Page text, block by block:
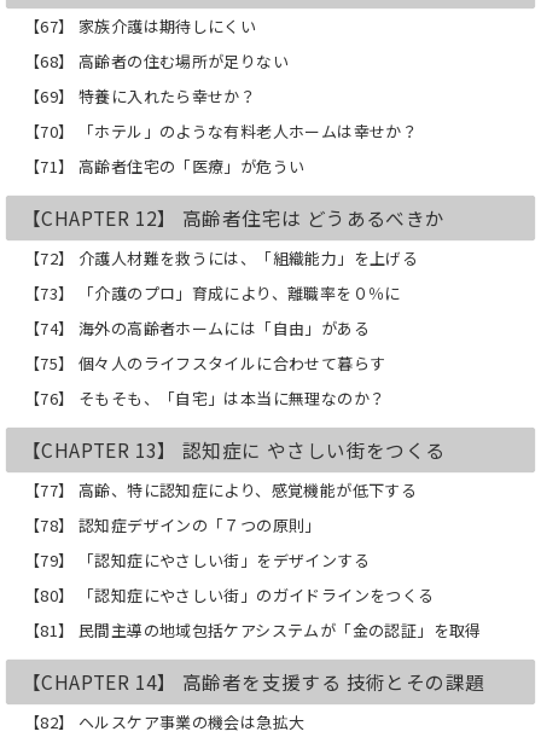
【67】 家族介護は期待しにくい
【68】 高齢者の住む場所が足りない
【69】 特養に入れたら幸せか？
【70】 「ホテル」のような有料老人ホームは幸せか？
【71】 高齢者住宅の「医療」が危うい
【CHAPTER 12】 高齢者住宅は どうあるべきか
【72】 介護人材難を救うには、「組織能力」を上げる
【73】 「介護のプロ」育成により、離職率を０％に
【74】 海外の高齢者ホームには「自由」がある
【75】 個々人のライフスタイルに合わせて暮らす
【76】 そもそも、「自宅」は本当に無理なのか？
【CHAPTER 13】 認知症に やさしい街をつくる
【77】 高齢、特に認知症により、感覚機能が低下する
【78】 認知症デザインの「７つの原則」
【79】 「認知症にやさしい街」をデザインする
【80】 「認知症にやさしい街」のガイドラインをつくる
【81】 民間主導の地域包括ケアシステムが「金の認証」を取得
【CHAPTER 14】 高齢者を支援する 技術とその課題
【82】 ヘルスケア事業の機会は急拡大